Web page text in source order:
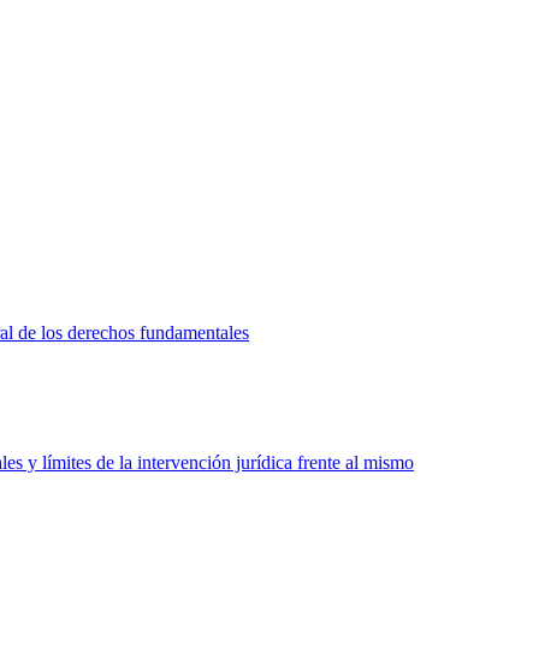
de los derechos fundamentales
y límites de la intervención jurídica frente al mismo